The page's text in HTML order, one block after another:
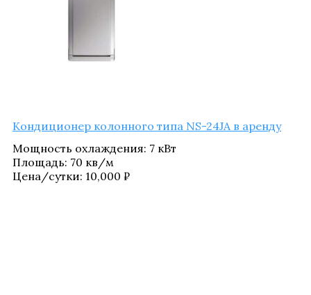
Кон­ди­ци­о­нер колон­но­го типа NS-24JA в аренду
Мощ­ность охла­жде­ния: 7 кВт
Пло­щадь: 70 кв/​м
Цена/​сутки: 10,000 ₽